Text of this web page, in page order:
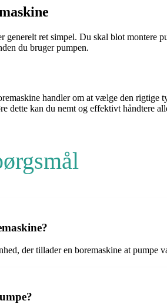
generelt ret simpel. Du skal blot montere
du bruger pumpen.
handler om at vælge den rigtige
dette kan du nemt og effektivt håndtere
der tillader en boremaskine at pumpe